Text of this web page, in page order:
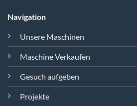
Navigation
Unsere Maschinen
Maschine Verkaufen
Gesuch aufgeben
Projekte